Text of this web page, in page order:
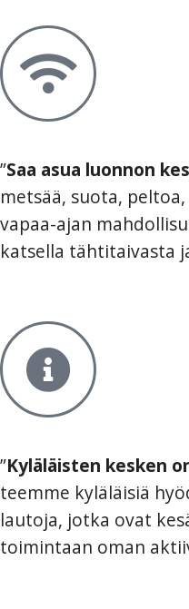
”Saa asua luonnon
metsää, suota,
vapaa-ajan
katsella tähtitaivasta
”Kyläläisten kesken
teemme kyläläisiä
lautoja, jotka ovat
toimintaan oman